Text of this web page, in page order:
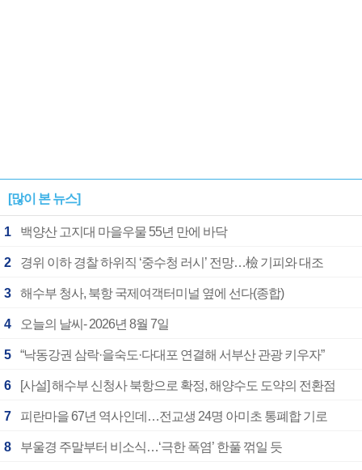
[많이 본 뉴스]
1 백양산 고지대 마을우물 55년 만에 바닥
2 경위 이하 경찰 하위직 ‘중수청 러시’ 전망…檢 기피와 대조
3 해수부 청사, 북항 국제여객터미널 옆에 선다(종합)
4 오늘의 날씨- 2026년 8월 7일
5 “낙동강권 삼락·을숙도·다대포 연결해 서부산 관광 키우자”
6 [사설] 해수부 신청사 북항으로 확정, 해양수도 도약의 전환점
7 피란마을 67년 역사인데…전교생 24명 아미초 통폐합 기로
8 부울경 주말부터 비소식…‘극한 폭염’ 한풀 꺾일 듯